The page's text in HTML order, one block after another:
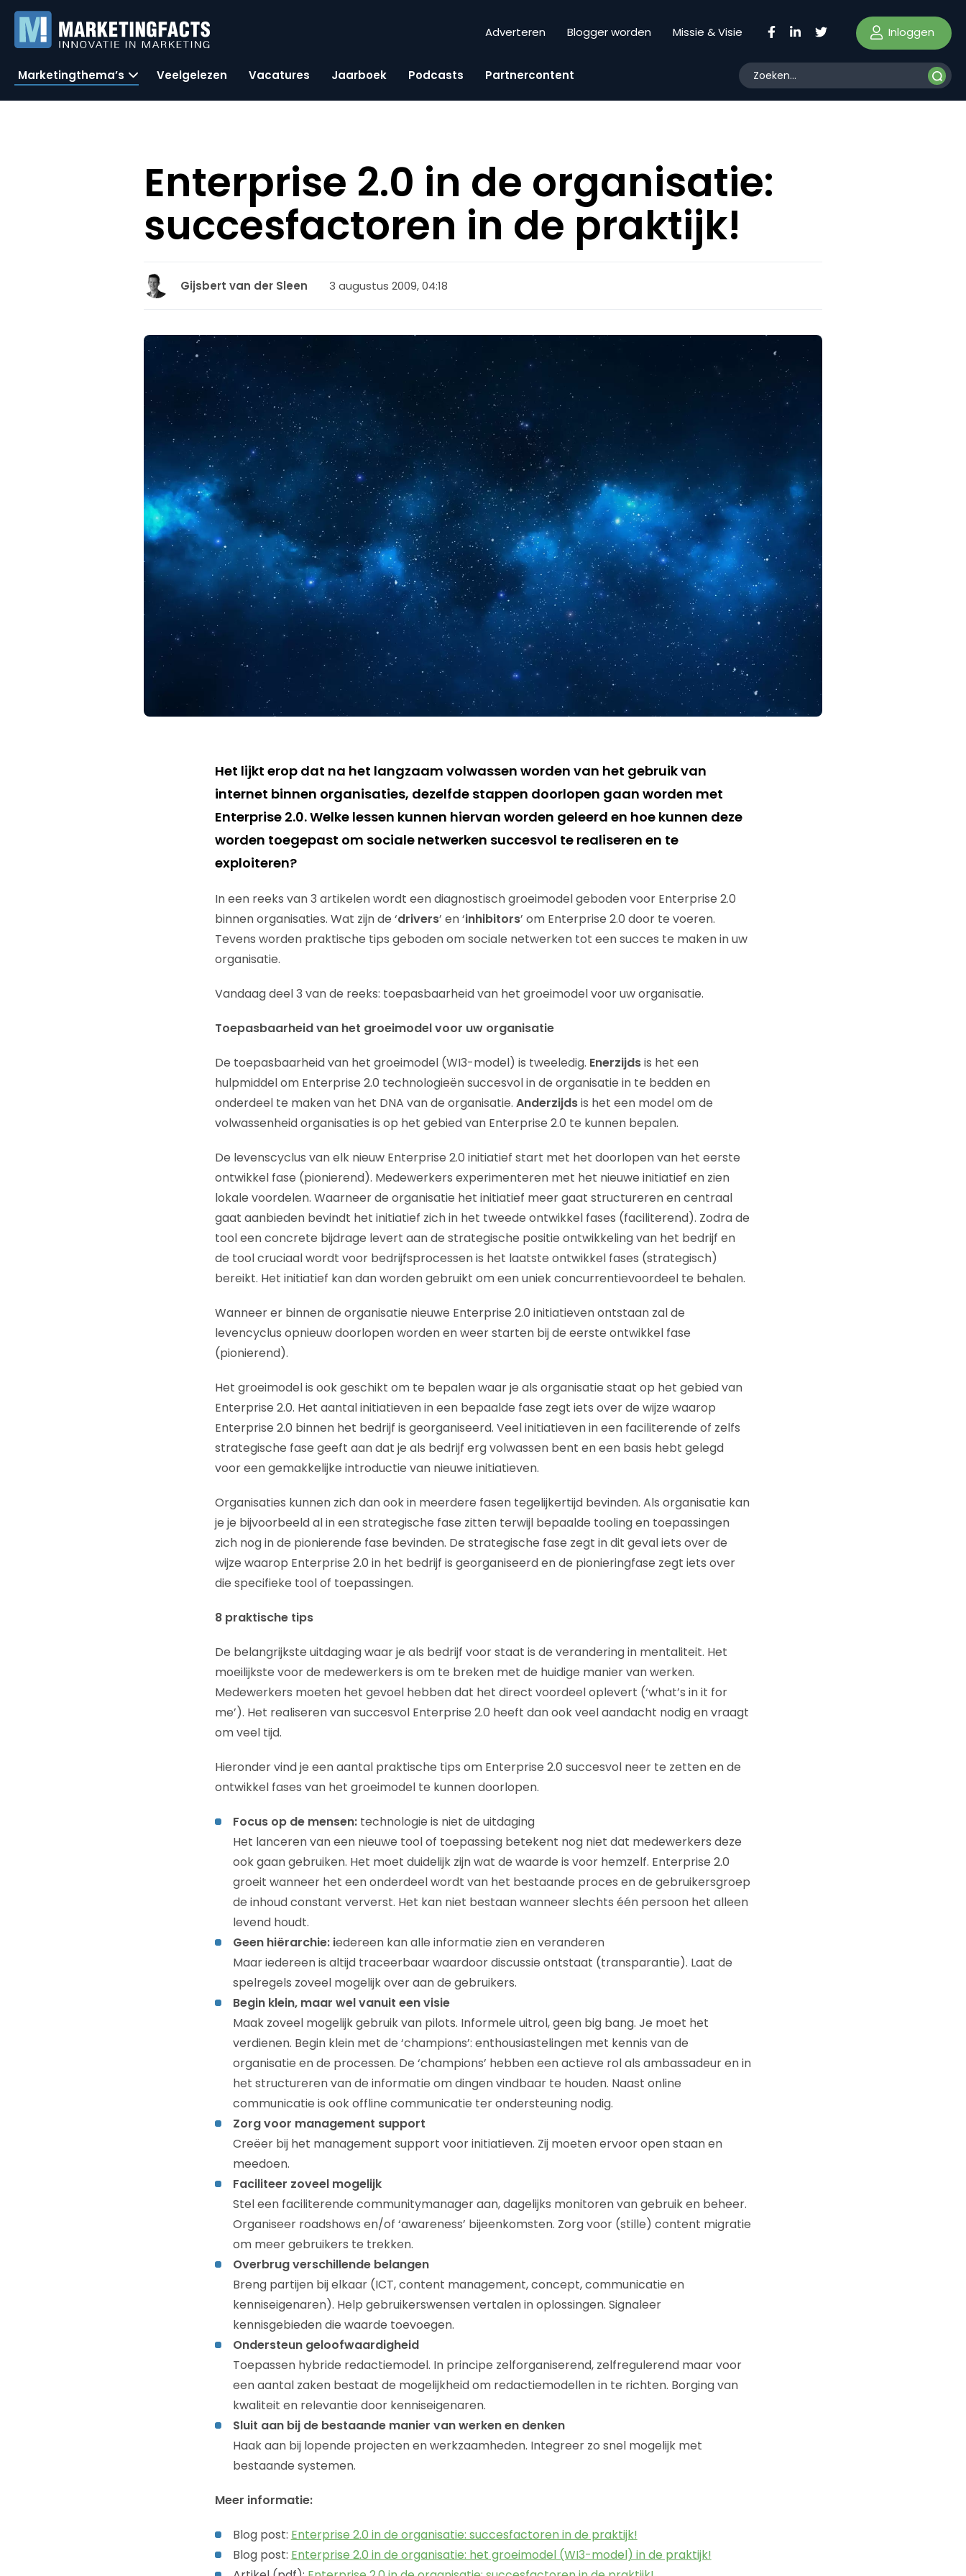
Adverteren Blogger worden Missie & Visie Inloggen
Marketingthema’s Veelgelezen Vacatures Jaarboek Podcasts Partnercontent
Enterprise 2.0 in de organisatie:
succesfactoren in de praktijk!
Gijsbert van der Sleen 3 augustus 2009, 04:18
Het lijkt erop dat na het langzaam volwassen worden van het gebruik van
internet binnen organisaties, dezelfde stappen doorlopen gaan worden met
Enterprise 2.0. Welke lessen kunnen hiervan worden geleerd en hoe kunnen deze
worden toegepast om sociale netwerken succesvol te realiseren en te
exploiteren?
In een reeks van 3 artikelen wordt een diagnostisch groeimodel geboden voor Enterprise 2.0
binnen organisaties. Wat zijn de ‘drivers’ en ‘inhibitors’ om Enterprise 2.0 door te voeren.
Tevens worden praktische tips geboden om sociale netwerken tot een succes te maken in uw
organisatie.
Vandaag deel 3 van de reeks: toepasbaarheid van het groeimodel voor uw organisatie.
Toepasbaarheid van het groeimodel voor uw organisatie
De toepasbaarheid van het groeimodel (WI3-model) is tweeledig. Enerzijdsis het een
hulpmiddel om Enterprise 2.0 technologieën succesvol in de organisatie in te bedden en
onderdeel te maken van het DNA van de organisatie. Anderzijdsis het een model om de
volwassenheid organisaties is op het gebied van Enterprise 2.0 te kunnen bepalen.
De levenscyclus van elk nieuw Enterprise 2.0 initiatief start met het doorlopen van het eerste
ontwikkel fase (pionierend). Medewerkers experimenteren met het nieuwe initiatief en zien
lokale voordelen. Waarneer de organisatie het initiatief meer gaat structureren en centraal
gaat aanbieden bevindt het initiatief zich in het tweede ontwikkel fases (faciliterend). Zodra de
tool een concrete bijdrage levert aan de strategische positie ontwikkeling van het bedrijf en
de tool cruciaal wordt voor bedrijfsprocessen is het laatste ontwikkel fases (strategisch)
bereikt. Het initiatief kan dan worden gebruikt om een uniek concurrentievoordeel te behalen.
Wanneer er binnen de organisatie nieuwe Enterprise 2.0 initiatieven ontstaan zal de
levencyclus opnieuw doorlopen worden en weer starten bij de eerste ontwikkel fase
(pionierend).
Het groeimodel is ook geschikt om te bepalen waar je als organisatie staat op het gebied van
Enterprise 2.0. Het aantal initiatieven in een bepaalde fase zegt iets over de wijze waarop
Enterprise 2.0 binnen het bedrijf is georganiseerd. Veel initiatieven in een faciliterende of zelfs
strategische fase geeft aan dat je als bedrijf erg volwassen bent en een basis hebt gelegd
voor een gemakkelijke introductie van nieuwe initiatieven.
Organisaties kunnen zich dan ook in meerdere fasen tegelijkertijd bevinden. Als organisatie kan
je je bijvoorbeeld al in een strategische fase zitten terwijl bepaalde tooling en toepassingen
zich nog in de pionierende fase bevinden. De strategische fase zegt in dit geval iets over de
wijze waarop Enterprise 2.0 in het bedrijf is georganiseerd en de pionieringfase zegt iets over
die specifieke tool of toepassingen.
8 praktische tips
De belangrijkste uitdaging waar je als bedrijf voor staat is de verandering in mentaliteit. Het
moeilijkste voor de medewerkers is om te breken met de huidige manier van werken.
Medewerkers moeten het gevoel hebben dat het direct voordeel oplevert (‘what’s in it for
me’). Het realiseren van succesvol Enterprise 2.0 heeft dan ook veel aandacht nodig en vraagt
om veel tijd.
Hieronder vind je een aantal praktische tips om Enterprise 2.0 succesvol neer te zetten en de
ontwikkel fases van het groeimodel te kunnen doorlopen.
Focus op de mensen: technologie is niet de uitdaging
Het lanceren van een nieuwe tool of toepassing betekent nog niet dat medewerkers deze
ook gaan gebruiken. Het moet duidelijk zijn wat de waarde is voor hemzelf. Enterprise 2.0
groeit wanneer het een onderdeel wordt van het bestaande proces en de gebruikersgroep
de inhoud constant ververst. Het kan niet bestaan wanneer slechts één persoon het alleen
levend houdt.
Geen hiërarchie: iedereen kan alle informatie zien en veranderen
Maar iedereen is altijd traceerbaar waardoor discussie ontstaat (transparantie). Laat de
spelregels zoveel mogelijk over aan de gebruikers.
Begin klein, maar wel vanuit een visie
Maak zoveel mogelijk gebruik van pilots. Informele uitrol, geen big bang. Je moet het
verdienen. Begin klein met de ‘champions’: enthousiastelingen met kennis van de
organisatie en de processen. De ‘champions’ hebben een actieve rol als ambassadeur en in
het structureren van de informatie om dingen vindbaar te houden. Naast online
communicatie is ook offline communicatie ter ondersteuning nodig.
Zorg voor management support
Creëer bij het management support voor initiatieven. Zij moeten ervoor open staan en
meedoen.
Faciliteer zoveel mogelijk
Stel een faciliterende communitymanager aan, dagelijks monitoren van gebruik en beheer.
Organiseer roadshows en/of ‘awareness’ bijeenkomsten. Zorg voor (stille) content migratie
om meer gebruikers te trekken.
Overbrugverschillende belangen
Breng partijen bij elkaar (ICT, content management, concept, communicatie en
kenniseigenaren). Help gebruikerswensen vertalen in oplossingen. Signaleer
kennisgebieden die waarde toevoegen.
Ondersteun geloofwaardigheid
Toepassen hybride redactiemodel. In principe zelforganiserend, zelfregulerend maar voor
een aantal zaken bestaat de mogelijkheid om redactiemodellen in te richten. Borging van
kwaliteit en relevantie door kenniseigenaren.
Sluit aan bij de bestaande manier van werken en denken
Haak aan bij lopende projecten en werkzaamheden. Integreer zo snel mogelijk met
bestaande systemen.
Meer informatie:
Blog post: Enterprise 2.0 in de organisatie: succesfactoren in de praktijk!
Blog post: Enterprise 2.0 in de organisatie: het groeimodel (WI3-model) in de praktijk!